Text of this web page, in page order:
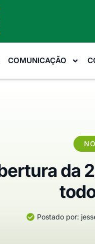
COMUNICAÇÃO
da
Postado por: